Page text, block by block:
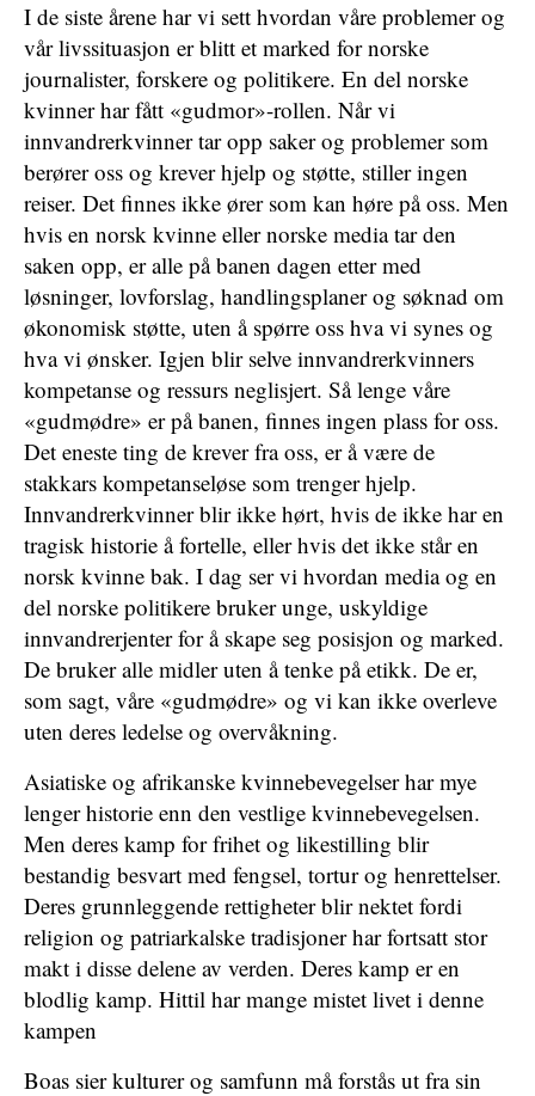
I de siste årene har vi sett hvordan våre problemer og
vår livssituasjon er blitt et marked for norske
journalister, forskere og politikere. En del norske
kvinner har fått «gudmor»-rollen. Når vi
innvandrerkvinner tar opp saker og problemer som
berører oss og krever hjelp og støtte, stiller ingen
reiser. Det finnes ikke ører som kan høre på oss. Men
hvis en norsk kvinne eller norske media tar den
saken opp, er alle på banen dagen etter med
løsninger, lovforslag, handlingsplaner og søknad om
økonomisk støtte, uten å spørre oss hva vi synes og
hva vi ønsker. Igjen blir selve innvandrerkvinners
kompetanse og ressurs neglisjert. Så lenge våre
«gudmødre» er på banen, finnes ingen plass for oss.
Det eneste ting de krever fra oss, er å være de
stakkars kompetanseløse som trenger hjelp.
Innvandrerkvinner blir ikke hørt, hvis de ikke har en
tragisk historie å fortelle, eller hvis det ikke står en
norsk kvinne bak. I dag ser vi hvordan media og en
del norske politikere bruker unge, uskyldige
innvandrerjenter for å skape seg posisjon og marked.
De bruker alle midler uten å tenke på etikk. De er,
som sagt, våre «gudmødre» og vi kan ikke overleve
uten deres ledelse og overvåkning.
Asiatiske og afrikanske kvinnebevegelser har mye
lenger historie enn den vestlige kvinnebevegelsen.
Men deres kamp for frihet og likestilling blir
bestandig besvart med fengsel, tortur og henrettelser.
Deres grunnleggende rettigheter blir nektet fordi
religion og patriarkalske tradisjoner har fortsatt stor
makt i disse delene av verden. Deres kamp er en
blodlig kamp. Hittil har mange mistet livet i denne
kampen
Boas sier kulturer og samfunn må forstås ut fra sin